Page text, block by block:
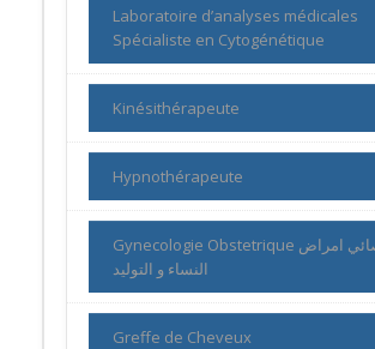
Laboratoire d’analyses médicales
Spécialiste en Cytogénétique
Kinésithérapeute
Hypnothérapeute
Gynecologie Obstetrique اخصائي امراض
النساء و التوليد
Greffe de Cheveux